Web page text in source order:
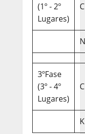
(1º - 2º
Lugares)
3ºFase
(3º - 4º
Lugares)